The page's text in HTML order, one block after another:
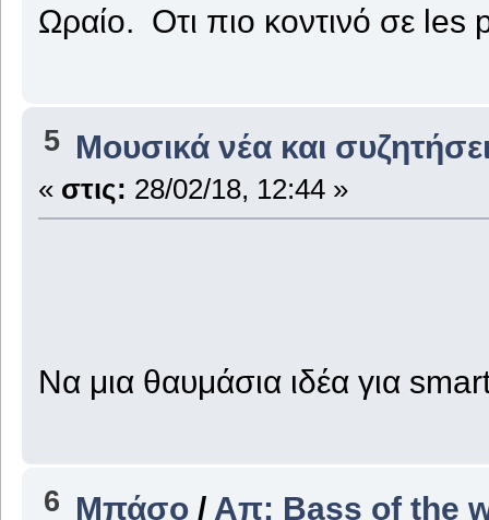
Ωραίο. Οτι πιο κοντινό σε
5 Μουσικά νέα και
« στις: 28/02/18, 12:44 »
Να μια θαυμάσια ιδέα για
6 Μπάσο / Απ: Bass of the